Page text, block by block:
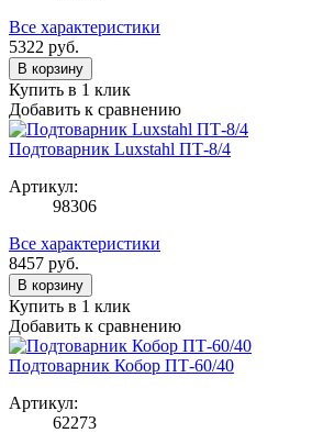
Все характеристики
5322 руб.
В корзину
Купить в 1 клик
Добавить к сравнению
Подтоварник Luxstahl ПТ-8/4
Артикул:
98306
Все характеристики
8457 руб.
В корзину
Купить в 1 клик
Добавить к сравнению
Подтоварник Кобор ПТ-60/40
Артикул:
62273